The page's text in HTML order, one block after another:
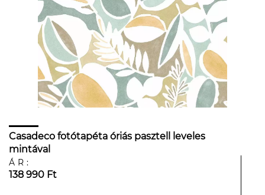
Casadeco fotótapéta óriás pasztell leveles
mintával
ÁR:
138 990 Ft